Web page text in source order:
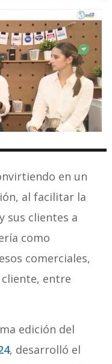
en un
al facilitar la
sus clientes a
como
comerciales,
cliente, entre
edición del
, desarrolló el